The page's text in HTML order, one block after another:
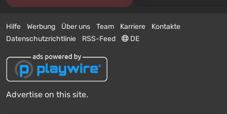
Hilfe Werbung Über uns Team Karriere
Kontakte
Datenschutzrichtlinie
RSS-Feed DE
Advertise on this site.